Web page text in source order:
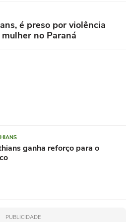
é preso por violência
no Paraná
ganha reforço para o
PUBLICIDADE